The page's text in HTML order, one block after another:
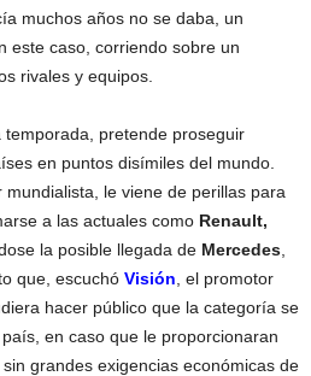
muchos años no se daba, un
este caso, corriendo sobre un
rivales y equipos.
temporada, pretende proseguir
en puntos disímiles del mundo.
le viene de perillas para
a las actuales como Renault,
la posible llegada de Mercedes
que, escuchó Visión , el promotor
hacer público que la categoría se
en caso que le proporcionaran
grandes exigencias económicas de